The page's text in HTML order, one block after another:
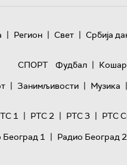
| Регион | Свет | Србија
СПОРТ
Фудбал |
| Занимљивости | Музика |
1 | РТС 2 | РТС 3 | РТС
Београд 1 | Радио Београд 2